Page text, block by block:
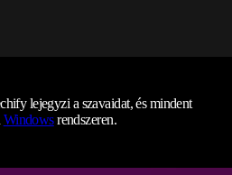
lejegyzi a szavaidat, és mindent
Windowsrendszeren.